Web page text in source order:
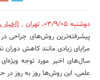
رویداد
دوشنبه 03/9/05 ،تهران ,
پیشرفته‌ترین روش‌های جراحی
مزایای زیادی مانند کاهش
سال‌های اخیر مورد توجه ویژه‌ای
علمی، این روش‌ها روز به روز